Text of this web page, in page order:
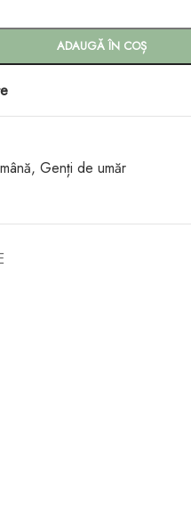
ADAUGĂ ÎN COȘ
, Genți de umăr